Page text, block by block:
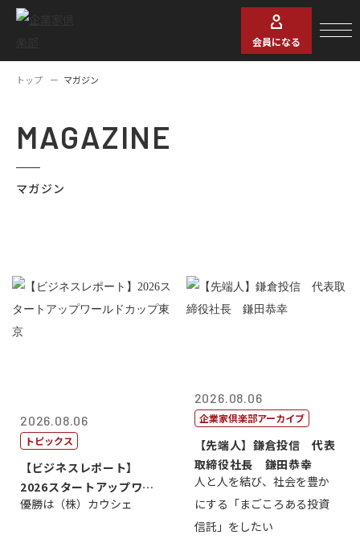
会員になる
トップ マガジン
MAGAZINE
マガジン
2026.08.06
トピックス
【ビジネスレポート】
2026スタートアップワー
ルドカップ東京
優勝は（株）カウシェ
2026.08.06
企業家倶楽部アーカイブ
【先端人】鎌倉投信 代表
取締役社長 鎌田恭幸
人と人を結び、社会を豊か
にする「まごころある投資
信託」をしたい